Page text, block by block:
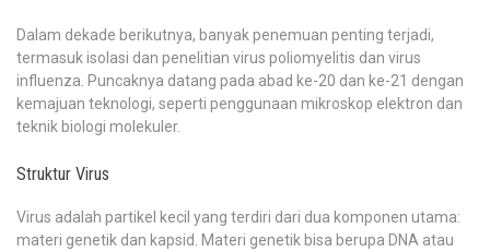
Dalam dekade berikutnya, banyak penemuan penting terjadi,
termasuk isolasi dan penelitian virus poliomyelitis dan virus
influenza. Puncaknya datang pada abad ke-20 dan ke-21 dengan
kemajuan teknologi, seperti penggunaan mikroskop elektron dan
teknik biologi molekuler.
Struktur Virus
Virus adalah partikel kecil yang terdiri dari dua komponen utama:
materi genetik dan kapsid. Materi genetik bisa berupa DNA atau